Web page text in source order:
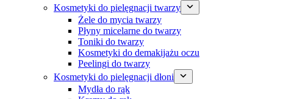
Kosmetyki do pielęgnacji twarzy
Żele do mycia twarzy
Płyny micelarne do twarzy
Toniki do twarzy
Kosmetyki do demakijażu oczu
Peelingi do twarzy
Kosmetyki do pielęgnacji dłoni
Mydła do rąk